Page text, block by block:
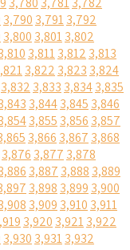
3,790 3,7913,792
3,800 3,8013,802
3,8113,812 3,813
3,822 3,823 3,824
3,832 3,833 3,8343,835
3,8443,845 3,846
3,855 3,856 3,857
3,866 3,867 3,868
3,876 3,877 3,878
3,887 3,888 3,889
3,898 3,899 3,900
3,909 3,910 3,911
3,920 3,9213,922
3,930 3,9313,932